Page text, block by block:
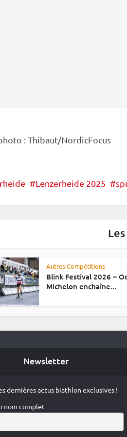
: Thibaut/NordicFocus
Lenzerheide 2025
Autres Compétitions
Blink Festival 2026 –
Michelon enchaîne...
Newsletter
dernières actus biathlon exclusives !
nom complet